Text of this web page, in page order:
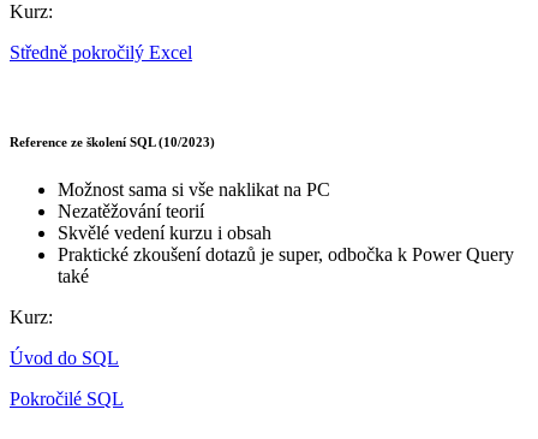
Kurz:
Středně pokročilý Excel
Reference ze školení SQL (10/2023)
Možnost sama si vše naklikat na PC
Nezatěžování teorií
Skvělé vedení kurzu i obsah
Praktické zkoušení dotazů je super, odbočka k Power Query
také
Kurz:
Úvod do SQL
Pokročilé SQL